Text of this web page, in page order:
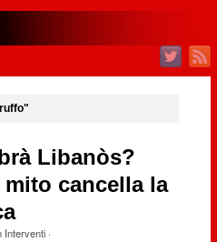
Libanòs?
cancella la
Interventi·